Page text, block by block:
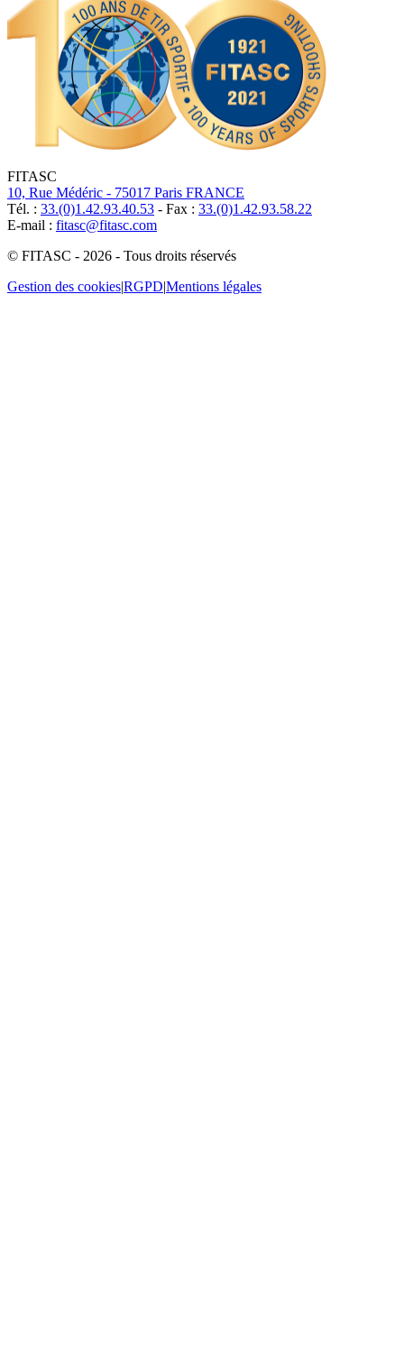
FITASC
10, Rue Médéric - 75017 Paris FRANCE
Tél. : 33.(0)1.42.93.40.53 - Fax : 33.(0)1.42.93.58.22
E-mail : fitasc@fitasc.com
© FITASC - 2026 - Tous droits réservés
Gestion des cookies|RGPD|Mentions légales